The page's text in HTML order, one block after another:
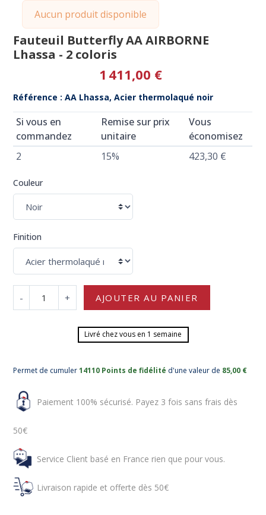
Aucun produit disponible
Fauteuil Butterfly AA AIRBORNE
Lhassa - 2 coloris
1 411,00 €
Référence : AA Lhassa, Acier thermolaqué noir
Si vous en
commandez
Remise sur prix
unitaire
Vous
économisez
2
15% 423,30 €
Couleur
Finition
- + AJOUTER AU PANIER
Livré chez vous en 1 semaine
Permet de cumuler14110 Points de fidélité d'une valeur de 85,00 €
Paiement 100% sécurisé. Payez 3 fois sans frais dès
50€
Service Client basé en France rien que pour vous.
Livraison rapide et offerte dès 50€